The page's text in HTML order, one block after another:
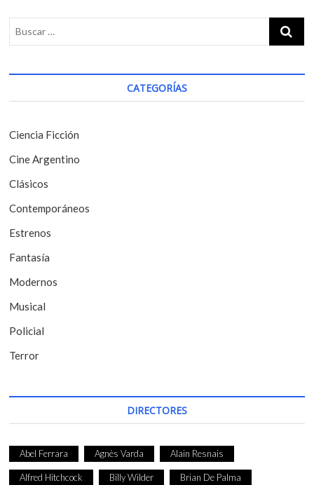
g
a
i
ó
n
e
e
n
t
r
a
d
a
s
p
s
:
:
CATEGORÍAS
Ciencia Ficción
Cine Argentino
Clásicos
Contemporáneos
Estrenos
Fantasía
Modernos
Musical
Policial
Terror
DIRECTORES
Abel Ferrara Agnès Varda Alain Resnais
Alfred Hitchcock Billy Wilder Brian De Palma